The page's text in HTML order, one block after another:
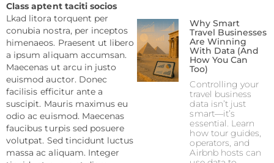
Class aptent taciti socios
Lkad litora torquent per
conubia nostra, per inceptos
himenaeos. Praesent ut libero
a ipsum aliquam accumsan.
Maecenas ut arcu in justo
euismod auctor. Donec
facilisis efficitur ante a
suscipit. Mauris maximus eu
odio ac euismod. Maecenas
faucibus turpis sed posuere
volutpat. Sed tincidunt luctus
massa ac aliquam. Integer
Why Smart
Travel Businesses
Are Winning
With Data (And
How You Can
Too)
Controlling your
travel business
data isn’t just
smart—it’s
essential. Learn
how tour guides,
operators, and
Airbnb hosts can